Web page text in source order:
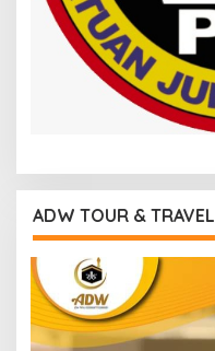
ADW TOUR & TRAVEL